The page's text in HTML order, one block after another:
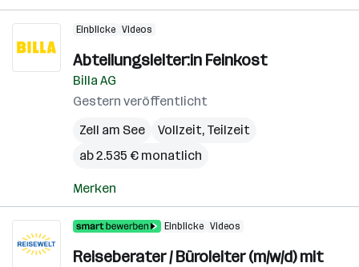
Einblicke Videos
Abteilungsleiter:in Feinkost
Billa AG
Gestern veröffentlicht
Zell am See
Vollzeit, Teilzeit
ab 2.535 € monatlich
Merken
Einblicke Videos
Reiseberater / Büroleiter (m/w/d) mit